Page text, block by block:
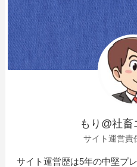
もり@社
サイト運営責
サイト運営歴は5年の中堅プレ